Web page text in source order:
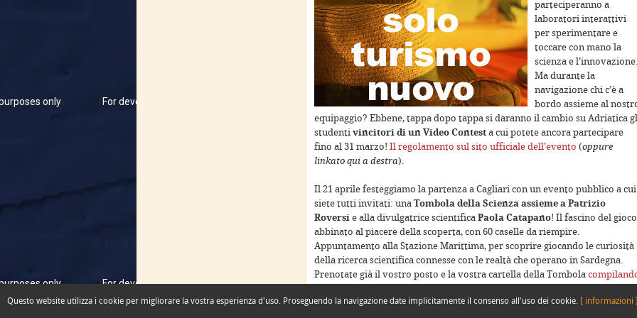
For development purposes only For development purposes only
only For development purposes only
For development purposes only
only For development purposes only For development purposes only
parteciperanno a
laboratori interattivi
per sperimentare e
toccare con mano la
scienza e l’innovazione.
Ma durante la
navigazione chi c’è a
bordo assieme al
equipaggio? Ebbene, tappa dopo tappa si daranno il cambio su Adriatica
studenti vincitori di un Video Contest a cui potete ancora partecipare
fino al 31 marzo! Il regolamento sul sito ufficiale dell’evento (oppure
linkato qui a destra).
Il 21 aprile festeggiamo la partenza a Cagliari con un evento pubblico a cui
siete tutti invitati: una Tombola della Scienza assieme a Patrizio
Roversi e alla divulgatrice scientifica Paola Catapano! Il fascino del gioco
abbinato al piacere della scoperta, con 60 caselle da riempire.
Appuntamento alla Stazione Marittima, per scoprire giocando le curiosità
della ricerca scientifica connesse con le realtà che operano in Sardegna.
Prenotate già il vostro posto e la vostra cartella della Tombola
Questo website utilizza i cookie per migliorare la vostra esperienza d'uso. Proseguendo la navigazione date implicitamente il consenso all'uso dei cookie. [ informazioni ]